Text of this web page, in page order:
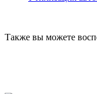
Также вы можете